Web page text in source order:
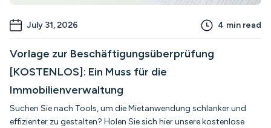
July 31, 2026 4 min read
Vorlage zur Beschäftigungsüberprüfung
[KOSTENLOS]: Ein Muss für die
Immobilienverwaltung
Suchen Sie nach Tools, um die Mietanwendung schlanker und
effizienter zu gestalten? Holen Sie sich hier unsere kostenlose